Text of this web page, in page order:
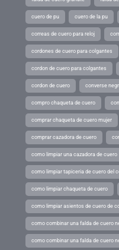
cuero de pu cuero de la pu
correas de cuero para reloj
cordones de cuero para colgantes
cordon de cuero para colgantes
cordon de cuero converse
compro chaqueta de cuero
comprar chaqueta de cuero mujer
comprar cazadora de cuero
como limpiar una cazadora de cuero
como limpiar tapiceria de cuero del
como limpiar chaqueta de cuero
como limpiar asientos de cuero de
como combinar una falda de cuero
como combinar una falda de cuero